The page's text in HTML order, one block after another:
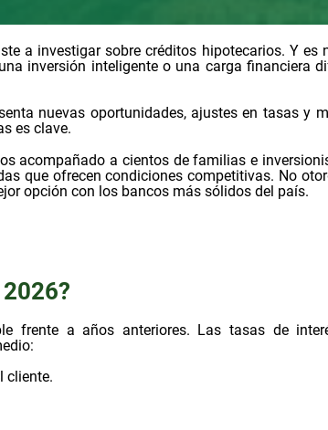
a investigar sobre créditos hipotecarios. Y es
inversión inteligente o una carga financiera
nuevas oportunidades, ajustes en tasas y
es clave.
acompañado a cientos de familias e
que ofrecen condiciones competitivas. No
opción con los bancos más sólidos del país.
frente a años anteriores. Las tasas de
cliente.